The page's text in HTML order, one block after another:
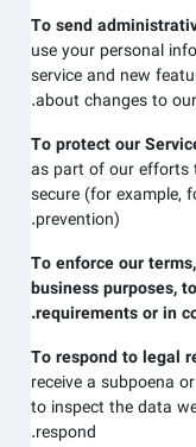
To send
use your personal
service and new
about changes to
To protect our
as part of our
secure (for
prevention).
To enforce our
business
requirements or in
To respond to
receive a
to inspect the data
respond.